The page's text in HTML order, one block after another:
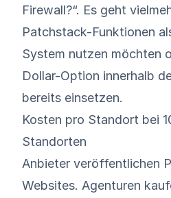
Firewall?“. Es geht
Patchstack-Funktionen
System nutzen möchten
Dollar-Option innerhalb
bereits einsetzen.
Kosten pro Standort bei
Standorten
Anbieter veröffentlichen
Websites. Agenturen